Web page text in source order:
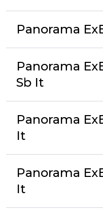
Panorama
Panorama
Sb It
Panorama
It
Panorama
It